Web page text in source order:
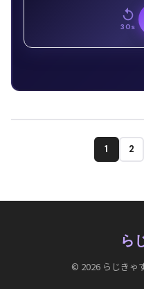
30s
1 2
ら
© 2026 らじき